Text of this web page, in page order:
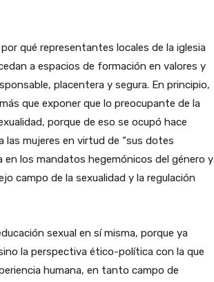
qué representantes locales de la iglesia
a espacios de formación en valores y
placentera y segura. En principio,
que exponer que lo preocupante de la
porque de eso se ocupó hace
las mujeres en virtud de “sus dotes
en los mandatos hegemónicos del género y
campo de la sexualidad y la regulación
sexual en sí misma, porque ya
la perspectiva ético-política con la que
humana, en tanto campo de